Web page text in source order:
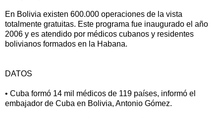
En Bolivia existen 600.000 operaciones de la vista
totalmente gratuitas. Este programa fue inaugurado el año
2006 y es atendido por médicos cubanos y residentes
bolivianos formados en la Habana.
DATOS
• Cuba formó 14 mil médicos de 119 países, informó el
embajador de Cuba en Bolivia, Antonio Gómez.